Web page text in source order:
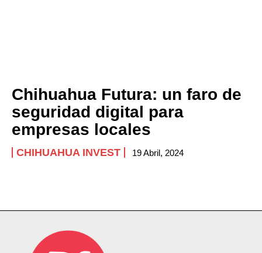
Chihuahua Futura: un faro de
seguridad digital para
empresas locales
CHIHUAHUA INVEST 19 Abril, 2024